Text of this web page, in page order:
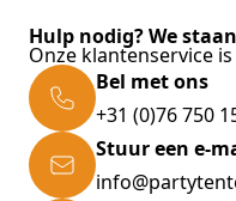
Hulp nodig? We
Onze klantenservice
Bel met ons
+31 (0)76 750
Stuur een e-